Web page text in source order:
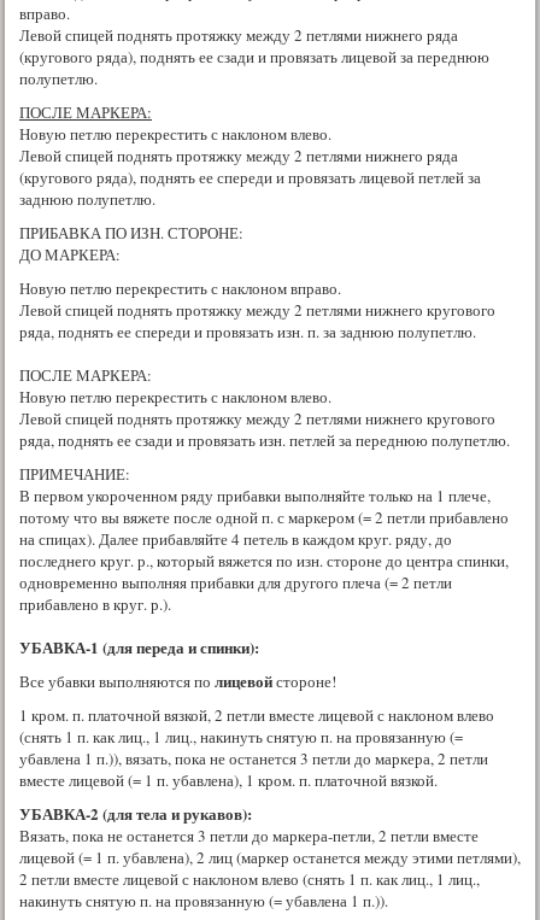
вправо.
Левой спицей поднять протяжку между 2 петлями нижнего ряда
(кругового ряда), поднять ее сзади и провязать лицевой за переднюю
полупетлю.
ПОСЛЕ МАРКЕРА:
Новую петлю перекрестить с наклоном влево.
Левой спицей поднять протяжку между 2 петлями нижнего ряда
(кругового ряда), поднять ее спереди и провязать лицевой петлей за
заднюю полупетлю.
ПРИБАВКА ПО ИЗН. СТОРОНЕ:
ДО МАРКЕРА:
Новую петлю перекрестить с наклоном вправо.
Левой спицей поднять протяжку между 2 петлями нижнего кругового
ряда, поднять ее спереди и провязать изн. п. за заднюю полупетлю.
ПОСЛЕ МАРКЕРА:
Новую петлю перекрестить с наклоном влево.
Левой спицей поднять протяжку между 2 петлями нижнего кругового
ряда, поднять ее сзади и провязать изн. петлей за переднюю полупетлю.
ПРИМЕЧАНИЕ:
В первом укороченном ряду прибавки выполняйте только на 1 плече,
потому что вы вяжете после одной п. с маркером (= 2 петли прибавлено
на спицах). Далее прибавляйте 4 петель в каждом круг. ряду, до
последнего круг. р., который вяжется по изн. стороне до центра спинки,
одновременно выполняя прибавки для другого плеча (= 2 петли
прибавлено в круг. р.).
УБАВКА-1 (для переда и спинки):
Все убавки выполняются по лицевойстороне!
1 кром. п. платочной вязкой, 2 петли вместе лицевой с наклоном влево
(снять 1 п. как лиц., 1 лиц., накинуть снятую п. на провязанную (=
убавлена 1 п.)), вязать, пока не останется 3 петли до маркера, 2 петли
вместе лицевой (= 1 п. убавлена), 1 кром. п. платочной вязкой.
УБАВКА-2 (для тела и рукавов):
Вязать, пока не останется 3 петли до маркера-петли, 2 петли вместе
лицевой (= 1 п. убавлена), 2 лиц (маркер останется между этими петлями),
2 петли вместе лицевой с наклоном влево (снять 1 п. как лиц., 1 лиц.,
накинуть снятую п. на провязанную (= убавлена 1 п.)).